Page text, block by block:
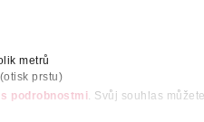
metrů
prstu)
podrobnostmi . Svůj souhlas